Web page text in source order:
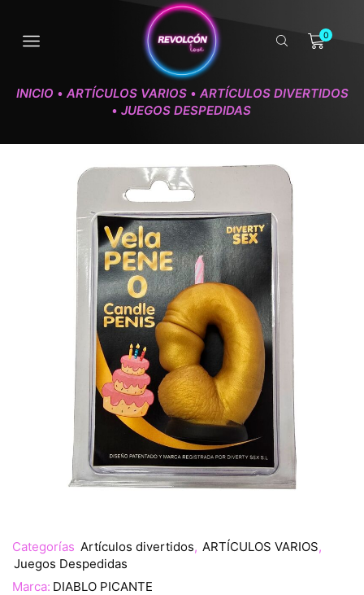
0
INICIO • ARTÍCULOS VARIOS • ARTÍCULOS DIVERTIDOS
• JUEGOS DESPEDIDAS
Categorías Artículos divertidos, ARTÍCULOS VARIOS,
Juegos Despedidas
Marca: DIABLO PICANTE